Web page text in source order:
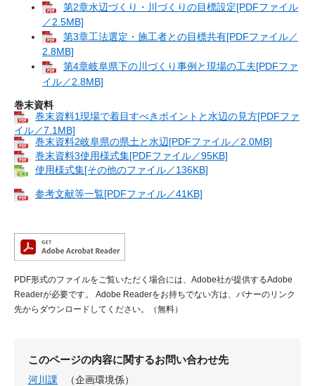
第2章水辺づくり・川づくりの目標設定[PDFファイル
／2.5MB]
第3章工法選定・施工者との目標共有[PDFファイル／
2.8MB]
第4章岐阜県下の川づくり事例と現場の工夫[PDFファ
イル／2.8MB]
巻末資料
巻末資料1現場で着目すべきポイントと水辺の見方[PDFファ
イル／7.1MB]
巻末資料2岐阜県の県土と水辺[PDFファイル／2.0MB]
巻末資料3使用様式集[PDFファイル／95KB]
使用様式集[その他のファイル／136KB]
参考文献等一覧[PDFファイル／41KB]
PDF形式のファイルをご覧いただく場合には、Adobe社が提供するAdobe
Readerが必要です。
Adobe Readerをお持ちでない方は、バナーのリンク
先からダウンロードしてください。（無料）
このページの内容に関するお問い合わせ先
河川課
（企画環境係）